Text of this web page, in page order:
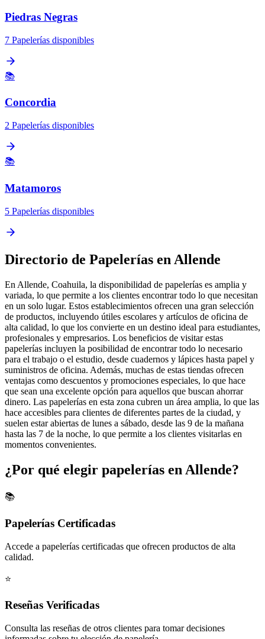
Piedras Negras
7 Papelerías disponibles
📚
Concordia
2 Papelerías disponibles
📚
Matamoros
5 Papelerías disponibles
Directorio de Papelerías en Allende
En Allende, Coahuila, la disponibilidad de papelerías es amplia y
variada, lo que permite a los clientes encontrar todo lo que necesitan
en un solo lugar. Estos establecimientos ofrecen una gran selección
de productos, incluyendo útiles escolares y artículos de oficina de
alta calidad, lo que los convierte en un destino ideal para estudiantes,
profesionales y empresarios. Los beneficios de visitar estas
papelerías incluyen la posibilidad de encontrar todo lo necesario
para el trabajo o el estudio, desde cuadernos y lápices hasta papel y
suministros de oficina. Además, muchas de estas tiendas ofrecen
ventajas como descuentos y promociones especiales, lo que hace
que sean una excelente opción para aquellos que buscan ahorrar
dinero. Las papelerías en esta zona cubren un área amplia, lo que las
hace accesibles para clientes de diferentes partes de la ciudad, y
suelen estar abiertas de lunes a sábado, desde las 9 de la mañana
hasta las 7 de la noche, lo que permite a los clientes visitarlas en
momentos convenientes.
¿Por qué elegir papelerías en Allende?
📚
Papelerías Certificadas
Accede a papelerías certificadas que ofrecen productos de alta
calidad.
⭐
Reseñas Verificadas
Consulta las reseñas de otros clientes para tomar decisiones